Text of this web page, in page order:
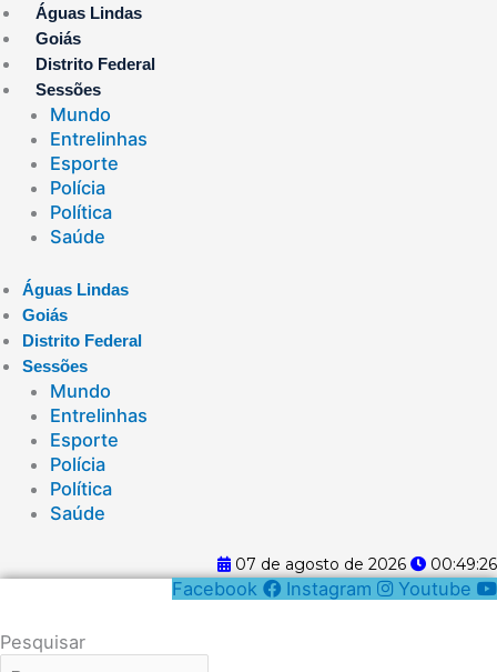
Ir
para
o
conteúdo
Águas Lindas
Goiás
Distrito Federal
Sessões
Mundo
Entrelinhas
Esporte
Polícia
Política
Saúde
Águas Lindas
Goiás
Distrito Federal
Sessões
Mundo
Entrelinhas
Esporte
Polícia
Política
Saúde
07 de agosto de 2026 00:49:26
Facebook Instagram Youtube
Pesquisar